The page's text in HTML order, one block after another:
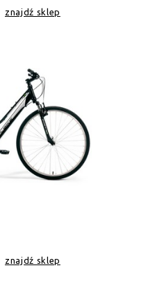
znajdź sklep
znajdź sklep